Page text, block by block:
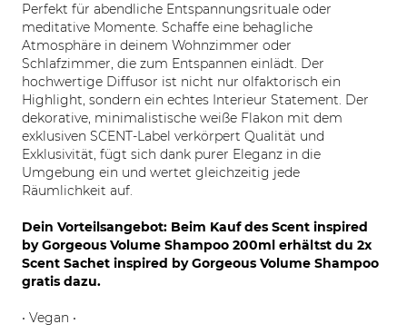
Perfekt für abendliche Entspannungsrituale oder
meditative Momente. Schaffe eine behagliche
Atmosphäre in deinem Wohnzimmer oder
Schlafzimmer, die zum Entspannen einlädt. Der
hochwertige Diffusor ist nicht nur olfaktorisch ein
Highlight, sondern ein echtes Interieur Statement. Der
dekorative, minimalistische weiße Flakon mit dem
exklusiven SCENT-Label verkörpert Qualität und
Exklusivität, fügt sich dank purer Eleganz in die
Umgebung ein und wertet gleichzeitig jede
Räumlichkeit auf.
Dein Vorteilsangebot: Beim Kauf des Scent inspired
by Gorgeous Volume Shampoo 200ml erhältst du 2x
Scent Sachet inspired by Gorgeous Volume Shampoo
gratis dazu.
• Vegan •